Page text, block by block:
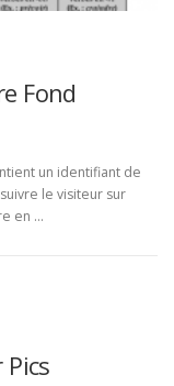
Fond
un identifiant de
le visiteur sur
en …